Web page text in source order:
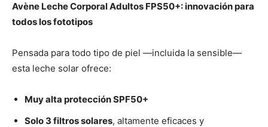
Avène Leche Corporal Adultos FPS50+: innovación para
todos los fototipos
Pensada para todo tipo de piel —incluida la sensible—
esta leche solar ofrece:
Muy alta protección SPF50+
Solo 3 filtros solares, altamente eficaces y